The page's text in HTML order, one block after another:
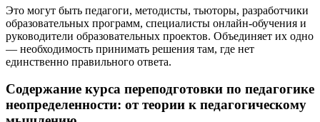
Это могут быть педагоги, методисты, тьюторы, разработчики
образовательных программ, специалисты онлайн-обучения и
руководители образовательных проектов. Объединяет их одно
— необходимость принимать решения там, где нет
единственно правильного ответа.
Содержание курса переподготовки по педагогике
неопределенности: от теории к педагогическому